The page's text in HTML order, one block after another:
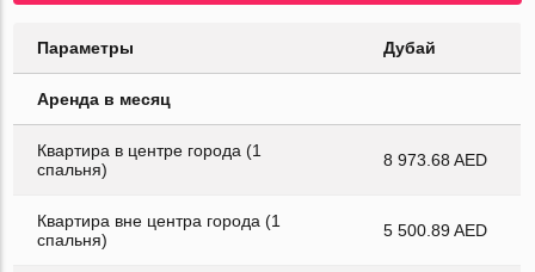
Параметры Дубай
Аренда в месяц
Квартира в центре города (1
спальня)
8 973.68 AED
Квартира вне центра города (1
спальня)
5 500.89 AED